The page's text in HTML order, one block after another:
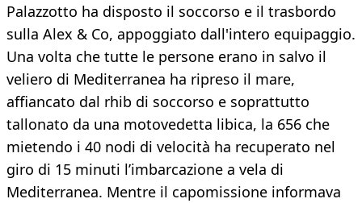
Palazzotto ha disposto il soccorso e il trasbordo
sulla Alex & Co, appoggiato dall'intero equipaggio.
Una volta che tutte le persone erano in salvo il
veliero di Mediterranea ha ripreso il mare,
affiancato dal rhib di soccorso e soprattutto
tallonato da una motovedetta libica, la 656 che
mietendo i 40 nodi di velocità ha recuperato nel
giro di 15 minuti l’imbarcazione a vela di
Mediterranea. Mentre il capomissione informava